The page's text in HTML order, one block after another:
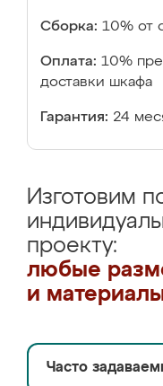
Сборка: 10% от
Оплата: 10%
доставки шкафа
Гарантия: 24
Изготовим
проекту:
любые
и
Часто